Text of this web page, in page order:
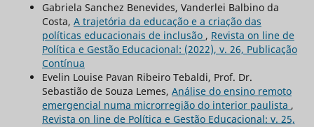
Gabriela Sanchez Benevides, Vanderlei Balbino da
Costa, A trajetória da educação e a criação das
políticas educacionais de inclusão , Revista on line de
Política e Gestão Educacional: (2022), v. 26, Publicação
Contínua
Evelin Louise Pavan Ribeiro Tebaldi, Prof. Dr.
Sebastião de Souza Lemes, Análise do ensino remoto
emergencial numa microrregião do interior paulista ,
Revista on line de Política e Gestão Educacional: v. 25,